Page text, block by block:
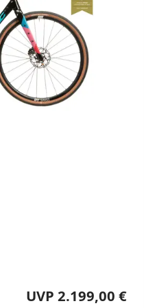
UVP 2.199,00 €